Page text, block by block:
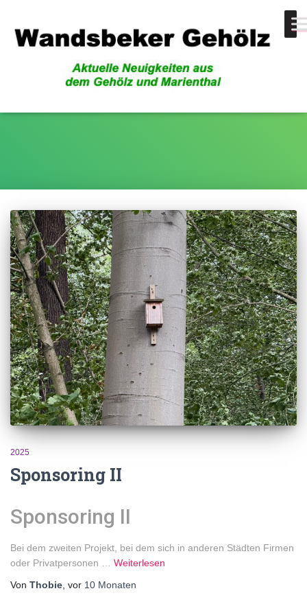
2025
Sponsoring II
Sponsoring II
Bei dem zweiten Projekt, bei dem sich in anderen Städten Firmen
oder Privatpersonen
Weiterlesen
Von Thobie , vor 10 Monaten